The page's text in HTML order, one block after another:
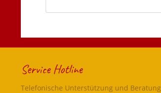
Service Hotline
Telefonische Unterstützung und Beratung